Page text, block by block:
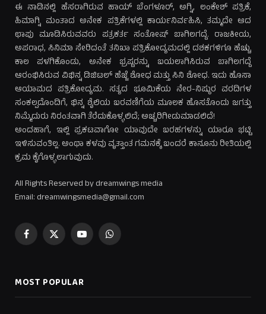
ಈ ನಾಡಿನಲ್ಲಿ ಹೆಸರಾಗಿರುವ ಹಾಯ್ ಬೆಂಗಳೂರ್, ಅಗ್ನಿ, ಲಂಕೇಶ್ ಪತ್ರಿಕೆ,
ಹಿಮಾಗ್ನಿ ಮಂತಾದ ಅನೇಕ ಪತ್ರಿಕೆಗಳಲ್ಲಿ ಕಾರ್ಯನಿರ್ವಹಿಸಿ, ತಮ್ಮದೇ ಆದ
ಛಾಪು ಮೂಡಿಸಿರುವವರು ಪತ್ರಕರ್ತ ಸಂತೋಷ್ ಬಾಗಿಲಗದ್ದೆ. ರಾಜಕೀಯ,
ಅಪರಾಧ, ಸಿನಿಮಾ ಸೇರಿದಂತೆ ತನಿಖಾ ಪತ್ರಿಕೋದ್ಯಮದಲ್ಲಿ ದಶಕಗಳಿಗೂ ಹೆಚ್ಚು
ಕಾಲ ಪಳಗಿಕೊಂಡು, ಅನೇಕ ಭ್ರಷ್ಟರನ್ನು ಬಯಲಾಗಿಸಿರುವ ಬಾಗಿಲಗದ್ದೆ
ಆರಂಭಿಸಿರುವ ವಿಭಿನ್ನ ಡಿಜಿಟಲ್ ಹೆಜ್ಜೆ ಶೋಧ ಮತ್ತು ಸಿನಿ ಶೋಧ. ಇದು ಹೊಸಾ
ಆಯಾಮದ ಪತ್ರಿಕೋದ್ಯಮ. ಸತ್ಯದ ಭೂಮಿಕೆಯ ನೇರ-ನಿಷ್ಠುರ ವರದಿಗಳ
ಸಂಕಲ್ಪದೊಂದಿಗೆ, ಭಿನ್ನ ಶೈಲಿಯ ಬರವಣಿಗೆಯ ಮೂಲಕ ಹೊಸತೊಂದು ಜಗತ್ತು
ನಿಮ್ಮೆದುರು ನಿರಂತವಾಗಿ ತೆರೆದುಕೊಳ್ಳಲಿದೆ; ಅಚ್ಚರಿಗೀಡುಮಾಡಲಿದೆ!
ಅಂದಹಾಗೆ, ಇಲ್ಲಿ ಪ್ರಕಟವಾಗೋ ಯಾವುದೇ ಬರಹಗಳನ್ನು ಯಾರೂ ಭಟ್ಟಿ
ಇಳಿಸುವಂತಿಲ್ಲ. ಅಂಥಾ ಕಳವು ವೃತ್ತಾಂತ ಗಮನಕ್ಕೆ ಬಂದರೆ ಕಾನೂನು ರೀತಿಯಲ್ಲಿ
ಕ್ರಮ ಕೈಗೊಳ್ಳಲಾಗುವುದು.
All Rights Reserved by dreamwings media
Email: dreamwingsmedia@gmail.com
Facebook
X
YouTubeWhatsApp
MOST POPULAR